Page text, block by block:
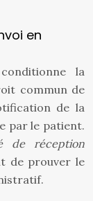
en
la
commun de
de la
par le patient.
de réception
de prouver le